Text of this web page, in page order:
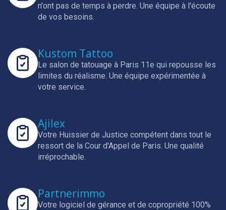
n'ont pas de temps à perdre. Une équipe à l'écoute
de vos besoins.
Kustom Tattoo
Le salon de tatouage à Paris 11e qui repousse les
limites du réalisme. Une équipe expérimentée à
votre service.
Ajilex
Votre Huissier de Justice compétent dans tout le
ressort de la Cour d'Appel de Paris. Une qualité
irréprochable.
Partnerimmo
Votre logiciel de gérance et de copropriété 100%